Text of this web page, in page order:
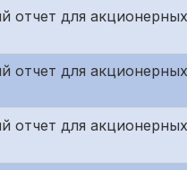
отчет для
отчет для
отчет для